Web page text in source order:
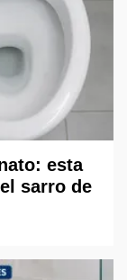
esta
sarro de